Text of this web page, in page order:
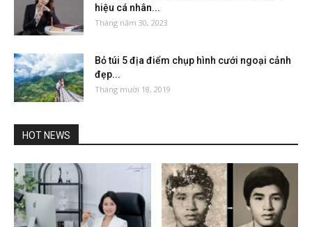
hiệu cá nhân...
Tháng năm 30, 2023
Bỏ túi 5 địa điểm chụp hình cưới ngoại cảnh
đẹp...
Tháng mười 18, 2019
HOT NEWS